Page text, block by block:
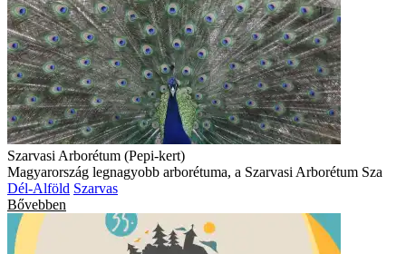
Szarvasi Arborétum (Pepi-kert)
Magyarország legnagyobb arborétuma, a Szarvasi Arborétum Sza
Dél-Alföld Szarvas
Bővebben